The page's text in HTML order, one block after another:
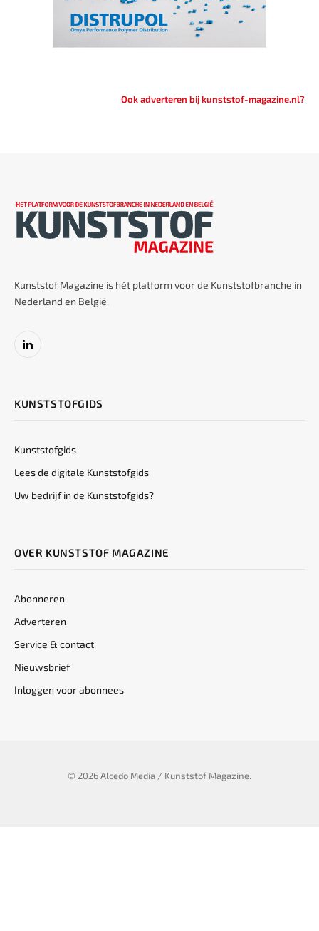
Ook adverteren bij kunststof-magazine.nl?
Kunststof Magazine is hét platform voor de Kunststofbranche in
Nederland en België.
LinkedIn
KUNSTSTOFGIDS
Kunststofgids
Lees de digitale Kunststofgids
Uw bedrijf in de Kunststofgids?
OVER KUNSTSTOF MAGAZINE
Abonneren
Adverteren
Service & contact
Nieuwsbrief
Inloggen voor abonnees
© 2026 Alcedo Media / Kunststof Magazine.